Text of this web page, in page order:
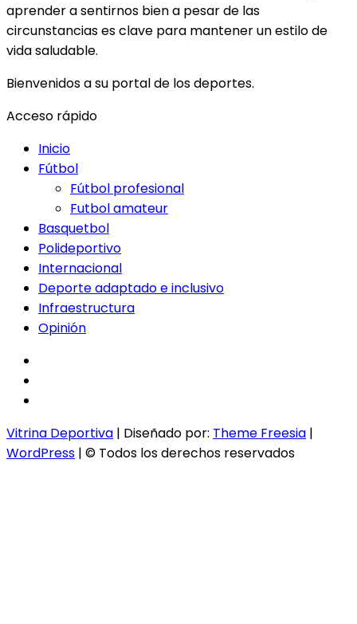
aprender a sentirnos bien a pesar de las
circunstancias es clave para mantener un estilo de
vida saludable.
Bienvenidos a su portal de los deportes.
Acceso rápido
Inicio
Fútbol
Fútbol profesional
Futbol amateur
Basquetbol
Polideportivo
Internacional
Deporte adaptado e inclusivo
Infraestructura
Opinión
Vitrina Deportiva | Diseñado por: Theme Freesia |
WordPress | © Todos los derechos reservados